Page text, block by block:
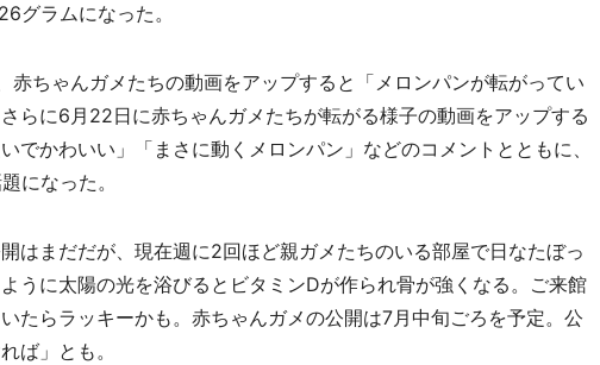
グラムになった。
ちゃんガメたちの動画をアップすると「メロンパンが転がってい
らに6月22日に赤ちゃんガメたちが転がる様子の動画をアップする
でかわいい」「まさに動くメロンパン」などのコメントとともに、
になった。
はまだだが、現在週に2回ほど親ガメたちのいる部屋で日なたぼっ
うに太陽の光を浴びるとビタミンDが作られ骨が強くなる。ご来館
たらラッキーかも。赤ちゃんガメの公開は7月中旬ごろを予定。公
ば」とも。